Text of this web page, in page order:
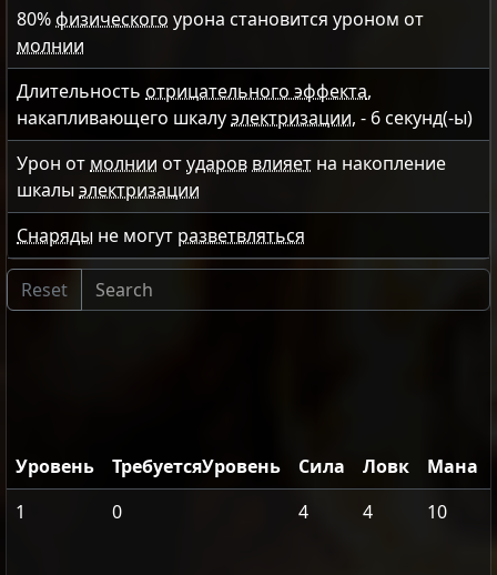
80%физического урона становится уроном от
молнии
Длительность отрицательного эффекта,
накапливающего шкалуэлектризации, - 6секунд(-ы)
Урон от молнии отударов влияет на накопление
шкалы электризации
Снаряды не могут разветвляться
Уровень ТребуетсяУровень Сила Ловк Мана
1
0 4 4 10